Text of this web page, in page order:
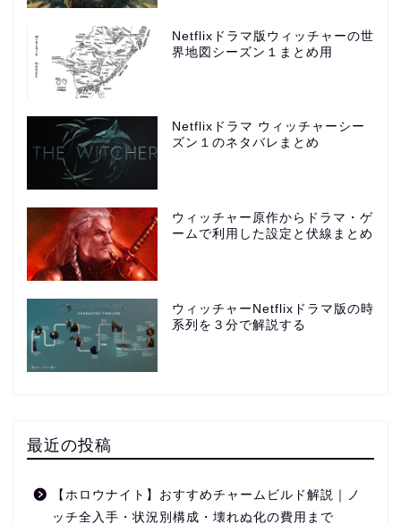
Netflixドラマ版ウィッチャーの世
界地図シーズン１まとめ用
Netflixドラマ ウィッチャーシー
ズン１のネタバレまとめ
ウィッチャー原作からドラマ・ゲ
ームで利用した設定と伏線まとめ
ウィッチャーNetflixドラマ版の時
系列を３分で解説する
最近の投稿
【ホロウナイト】おすすめチャームビルド解説｜ノ
ッチ全入手・状況別構成・壊れぬ化の費用まで